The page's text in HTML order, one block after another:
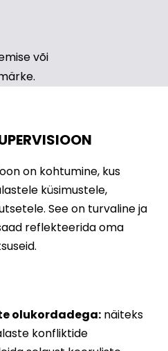
või
on kohtumine, kus
küsimustele,
See on turvaline ja
reflekteerida oma
olukordadega: näiteks
konfliktide